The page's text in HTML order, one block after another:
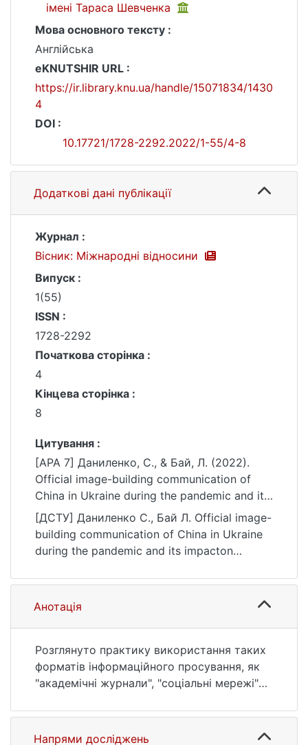
імені Тараса Шевченка
Мова основного тексту :
Англійська
eKNUTSHIR URL :
https://ir.library.knu.ua/handle/15071834/1430
4
DOI :
10.17721/1728-2292.2022/1-55/4-8
Додаткові дані публікації
Журнал :
Вісник: Міжнародні відносини
Випуск :
1(55)
ISSN :
1728-2292
Початкова сторінка :
4
Кінцева сторінка :
8
Цитування :
[APA 7] Даниленко, С., & Бай, Л. (2022).
Official image-building communication of
China in Ukraine during the pandemic and its
impacton relations between the two
countries. Вісник: Міжнародні відносини,
(1(55)), 4–8. https://doi.org/10.17721/1728-
2292.2022/1-55/4-8
[ДСТУ] Даниленко С., Бай Л. Official image-
building communication of China in Ukraine
during the pandemic and its impacton
Міжнародні відносини. 2022. no. 1(55). P. 4
—8. DOI: 10.17721/1728-2292.2022/1-55/4-8
(date of access: 25.07.2026).
Анотація
Розглянуто практику використання таких
форматів інформаційного просування, як
"академічні журнали", "соціальні мережі"
офіційного іміджу Китаю, зокрема в
українському інформаційному просторі під
Напрями досліджень